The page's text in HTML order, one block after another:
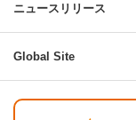
ニュースリリース
Global Site